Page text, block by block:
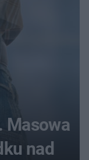
Masowa
nad